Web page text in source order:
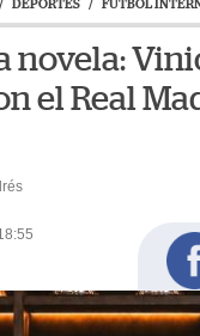
/ DEPORTES / FÚTBOL
novela:
el Real